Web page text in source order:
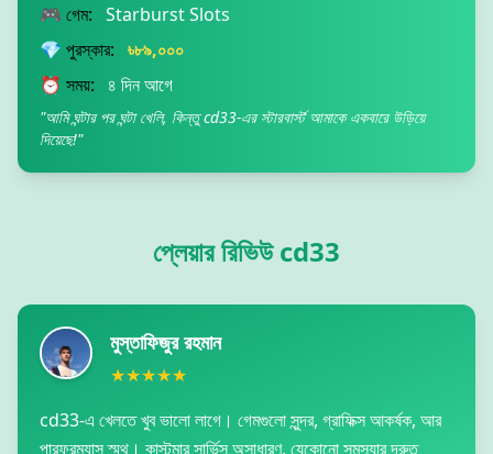
🎮 গেম: Starburst Slots
💎 পুরস্কার: ৳৮৯,০০০
⏰ সময়:
৪ দিন আগে
"আমি ঘন্টার পর ঘন্টা খেলি, কিন্তু cd33-এর স্টারবার্স্ট আমাকে একবারে উড়িয়ে
দিয়েছে!"
প্লেয়ার রিভিউ cd33
মুস্তাফিজুর রহমান
★★★★★
cd33-এ খেলতে খুব ভালো লাগে। গেমগুলো সুন্দর, গ্রাফিক্স আকর্ষক, আর
পারফরম্যান্স স্মুথ। কাস্টমার সার্ভিস অসাধারণ, যেকোনো সমস্যার দ্রুত